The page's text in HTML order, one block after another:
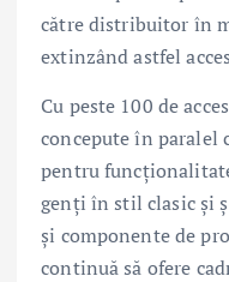
către distribuitor în
extinzând astfel
Cu peste 100 de
concepute în paralel
pentru
genți în stil clasic și
și componente de
continuă să ofere